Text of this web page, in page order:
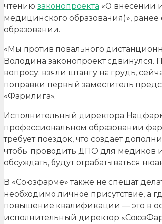
чтению законопроекта «О внесении
медицинского образования)»,
образовании.
«Мы против повального
Володина законопроект сдвинулся.
вопросу: взяли штангу на грудь,
поправки первый заместитель
«Фармлига».
Исполнительный директора
профессиональном образовании
требует поездок, что создает
чтобы проводить ДПО для медиков
обсуждать, будут отрабатываться
В «Союзфарме» также не спешат
необходимо личное присутствие, а
повышение квалификации — это в
исполнительный директор